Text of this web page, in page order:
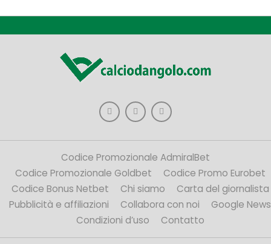
Codice Promozionale AdmiralBet
Codice Promozionale Goldbet
Codice Promo Eurobet
Codice Bonus Netbet
Chi siamo
Carta del giornalista
Pubblicità e affiliazioni
Collabora con noi
Google News
Condizioni d’uso
Contatto